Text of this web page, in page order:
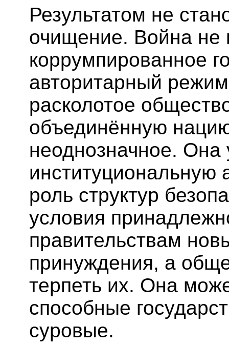
Результатом не
очищение. Война не
коррумпированное
авторитарный
расколотое
объединённую
неоднозначное. Она
роль структур
условия
правительствам
принуждения, а
терпеть их. Она
способные
суровые.